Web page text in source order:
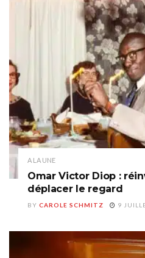
A LA UNE
Omar Victor Diop :
déplacer le regard
BY CAROLE SCHMITZ 9